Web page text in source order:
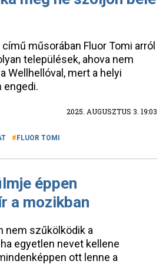
műsorában Fluor Tomi arról
települések, ahova nem
Wellhellóval, mert a helyi
engedi.
2025. AUGUSZTUS 3. 19:03
FLUOR TOMI
éppen
a mozikban
nem szűkölködik a
egyetlen nevet kellene
ott lenne a